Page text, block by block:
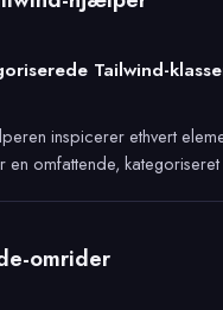
Tailwind-
inspicerer ethvert
en omfattende,
omrider